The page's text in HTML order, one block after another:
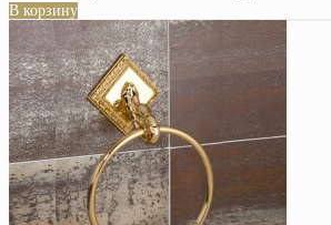
В корзину